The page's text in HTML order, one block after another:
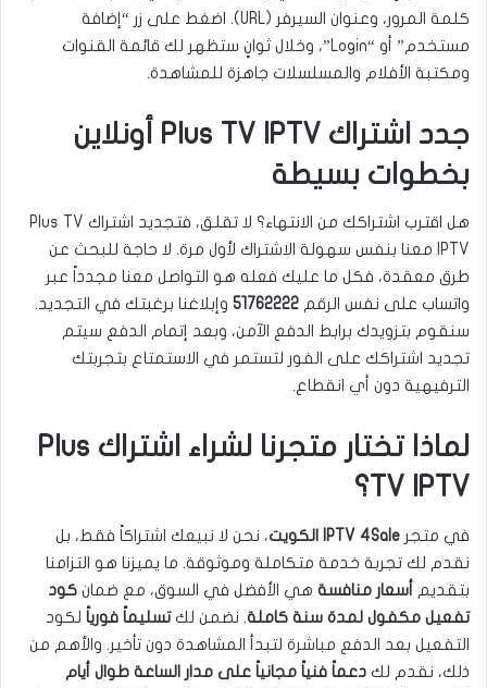
كلمة المرور، وعنوان السيرفر (URL). اضغط على زر “إضافة
مستخدم” أو “Login”، وخلال ثوانٍ ستظهر لك قائمة القنوات
ومكتبة الأفلام والمسلسلات جاهزة للمشاهدة.
جدد اشتراك Plus TV IPTV أونلاين
بخطوات بسيطة
هل اقترب اشتراكك من الانتهاء؟ لا تقلق، فتجديد اشتراك Plus TV
IPTV معنا بنفس سهولة الاشتراك لأول مرة. لا حاجة للبحث عن
طرق معقدة، فكل ما عليك فعله هو التواصل معنا مجدداً عبر
واتساب على نفس الرقم 51762222 وإبلاغنا برغبتك في التجديد.
سنقوم بتزويدك برابط الدفع الآمن، وبعد إتمام الدفع سيتم
تجديد اشتراكك على الفور لتستمر في الاستمتاع بتجربتك
الترفيهية دون أي انقطاع.
لماذا تختار متجرنا لشراء اشتراك Plus
TV IPTV؟
في متجر IPTV 4Sale الكويت
، نحن لا نبيعك اشتراكاً فقط، بل
نقدم لك تجربة خدمة متكاملة وموثوقة. ما يميزنا هو التزامنا
بتقديم أسعار منافسة هي الأفضل في السوق، مع ضمان كود
تفعيل مكفول لمدة سنة كاملة. نضمن لكتسليماً فورياً لكود
التفعيل بعد الدفع مباشرة لتبدأ المشاهدة دون تأخير. والأهم من
ذلك، نقدم لك دعماً فنياً مجانياً على مدار الساعة طوال أيام